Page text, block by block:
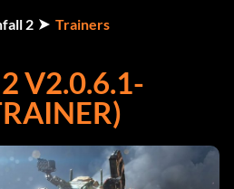
2 Trainers
V2.0.6.1-